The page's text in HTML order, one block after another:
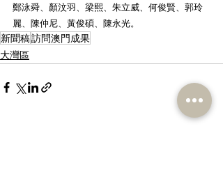
鄭泳舜、顏汶羽、梁熙、朱立威、何俊賢、郭玲
麗、陳仲尼、黃俊碩、陳永光。
新聞稿訪問澳門成果
大灣區